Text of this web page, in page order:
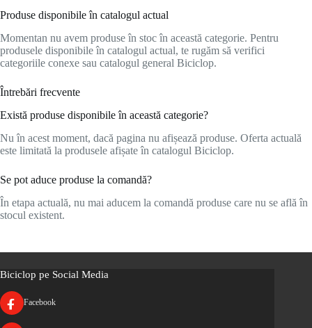
Produse disponibile în catalogul actual
Momentan nu avem produse în stoc în această categorie. Pentru
produsele disponibile în catalogul actual, te rugăm să verifici
categoriile conexe sau catalogul general Biciclop.
Întrebări frecvente
Există produse disponibile în această categorie?
Nu în acest moment, dacă pagina nu afișează produse. Oferta actuală
este limitată la produsele afișate în catalogul Biciclop.
Se pot aduce produse la comandă?
În etapa actuală, nu mai aducem la comandă produse care nu se află în
stocul existent.
Biciclop pe Social Media
Facebook